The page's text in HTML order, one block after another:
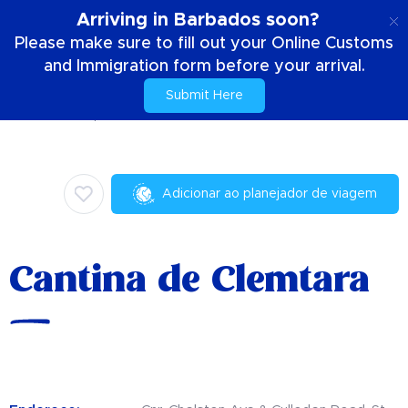
Arriving in Barbados soon?
Please make sure to fill out your Online Customs
and Immigration form before your arrival.
Submit Here
Coisas para fazer Culinária Cantina de Clemtara
Adicionar ao planejador de viagem
Cantina de Clemtara